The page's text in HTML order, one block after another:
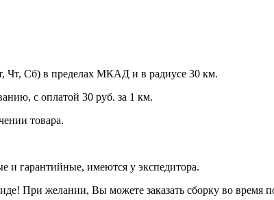
Чт, Сб) в пределах МКАД и в радиусе 30 км.
с оплатой 30 руб. за 1 км.
товара.
и гарантийные, имеются у экспедитора.
При желании, Вы можете заказать сборку во время